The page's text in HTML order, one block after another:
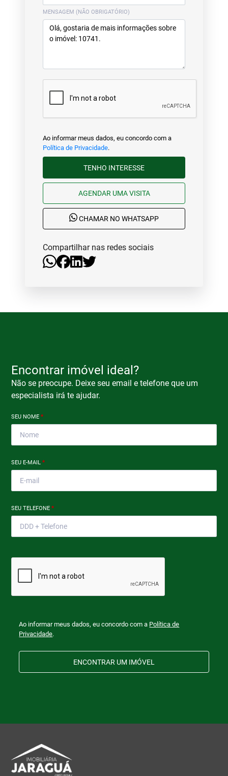
MENSAGEM (NÃO OBRIGATÓRIO)
Ao informar meus dados, eu concordo com a
Política de Privacidade.
TENHO INTERESSE
AGENDAR UMA VISITA
CHAMAR NO WHATSAPP
Compartilhar nas redes sociais
Encontrar imóvel ideal?
Não se preocupe. Deixe seu email e telefone que um
especialista irá te ajudar.
SEU NOME*
SEU E-MAIL*
SEU TELEFONE*
Ao informar meus dados, eu concordo com a Política de
Privacidade.
ENCONTRAR UM IMÓVEL